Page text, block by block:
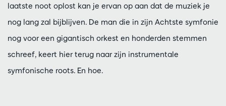
laatste noot oplost kan je ervan op aan dat de muziek je
nog lang zal bijblijven. De man die in zijn Achtste symfonie
nog voor een gigantisch orkest en honderden stemmen
schreef, keert hier terug naar zijn instrumentale
symfonische roots. En hoe.